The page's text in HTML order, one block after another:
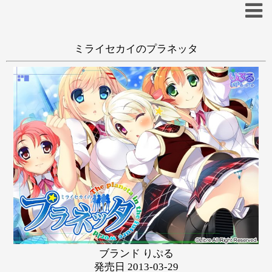
あ い う え お
か き く け こ
さ し す せ そ
た ち つ て と
な に ぬ ね の
は ひ ふ へ ほ
む
ミライセカイのプラネッタ
ブランド りぷる
発売日 2013-03-29
一般 和姦
学生 天鬼とうり